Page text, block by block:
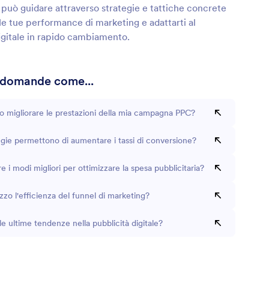
guidare attraverso strategie e tattiche concrete
tue performance di marketing e adattarti al
in rapido cambiamento.
come...
migliorare le prestazioni della mia campagna PPC?
permettono di aumentare i tassi di conversione?
i modi migliori per ottimizzare la spesa pubblicitaria?
l'efficienza del funnel di marketing?
ultime tendenze nella pubblicità digitale?